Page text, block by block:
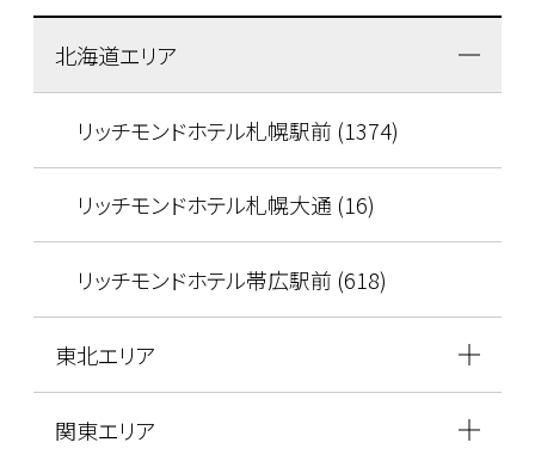
北海道エリア
リッチモンドホテル札幌駅前 (1374)
リッチモンドホテル札幌大通 (16)
リッチモンドホテル帯広駅前 (618)
東北エリア
関東エリア